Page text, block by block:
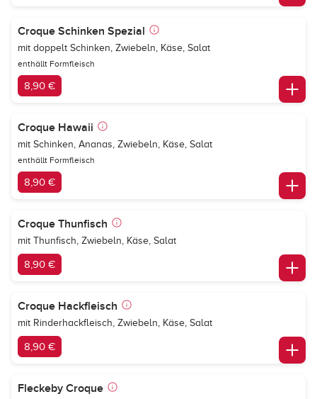
Croque Schinken Spezial
mit doppelt Schinken, Zwiebeln, Käse, Salat
enthällt Formfleisch
8,90 €
Croque Hawaii
mit Schinken, Ananas, Zwiebeln, Käse, Salat
enthällt Formfleisch
8,90 €
Croque Thunfisch
mit Thunfisch, Zwiebeln, Käse, Salat
8,90 €
Croque Hackfleisch
mit Rinderhackfleisch, Zwiebeln, Käse, Salat
8,90 €
Fleckeby Croque